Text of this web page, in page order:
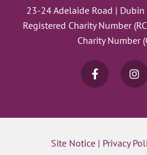
23-24 Adelaide Road |
Registered Charity Number
Charity Number
Site Notice| Privacy